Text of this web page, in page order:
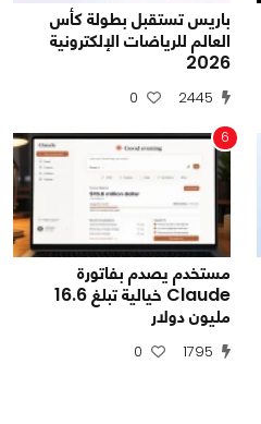
باريس تستقبل بطولة كأس
العالم للرياضات الإلكترونية
2026
2445
0
6
مستخدم يصدم بفاتورة
Claude خيالية تبلغ 16.6
مليون دولار
1795
0